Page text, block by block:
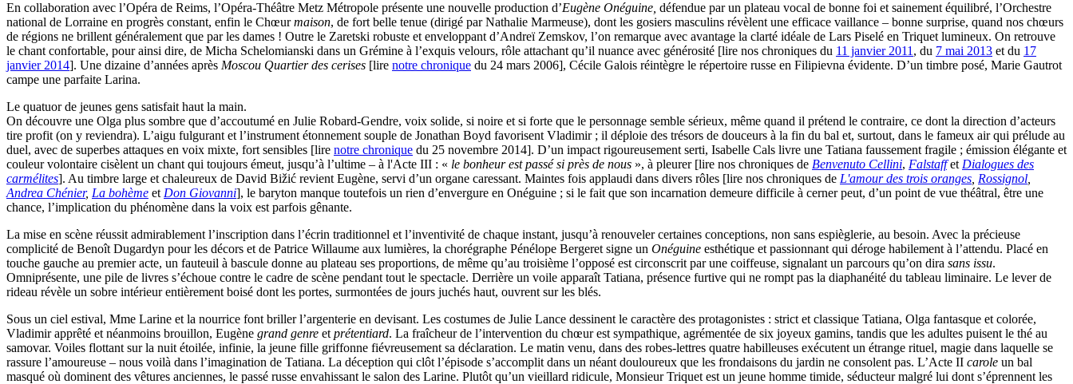
En collaboration avec l’Opéra de Reims, l’Opéra-Théâtre Metz Métropole présente une nouvelle production d’Eugène Onéguine, défendue par un plateau vocal de bonne foi et sainement équilibré, l’Orchestre
national de Lorraine en progrès constant, enfin le Chœurmaison, de fort belle tenue (dirigé par Nathalie Marmeuse), dont les gosiers masculins révèlent une efficace vaillance – bonne surprise, quand nos chœurs
de régions ne brillent généralement que par les dames ! Outre le Zaretski robuste et enveloppant d’Andreï Zemskov, l’on remarque avec avantage la clarté idéale de Lars Piselé en Triquet lumineux. On retrouve
le chant confortable, pour ainsi dire, de Micha Schelomianski dans un Grémine à l’exquis velours, rôle attachant qu’il nuance avec générosité [lire nos chroniques du 11 janvier 2011 , du 7 mai 2013 et du 17
janvier 2014]. Une dizaine d’années après Moscou Quartier des cerises [lire notre chronique du 24 mars 2006], Cécile Galois réintègre le répertoire russe en Filipievna évidente. D’un timbre posé, Marie Gautrot
campe une parfaite Larina.
Le quatuor de jeunes gens satisfait haut la main.
On découvre une Olga plus sombre que d’accoutumé en Julie Robard-Gendre, voix solide, si noire et si forte que le personnage semble sérieux, même quand il prétend le contraire, ce dont la direction d’acteurs
tire profit (on y reviendra). L’aigu fulgurant et l’instrument étonnement souple de Jonathan Boyd favorisent Vladimir ; il déploie des trésors de douceurs à la fin du bal et, surtout, dans le fameux air qui prélude au
duel, avec de superbes attaques en voix mixte, fort sensibles [lire notre chronique du 25 novembre 2014]. D’un impact rigoureusement serti, Isabelle Cals livre une Tatiana faussement fragile ; émission élégante et
couleur volontaire cisèlent un chant qui toujours émeut, jusqu’à l’ultime – à l'Acte III : « le bonheur est passé si près de nous », à pleurer [lire nos chroniques de Benvenuto Cellini, Falstaffet Dialogues des
carmélites]. Au timbre large et chaleureux de David Bižić revient Eugène, servi d’un organe caressant. Maintes fois applaudi dans divers rôles [lire nos chroniques de L'amour des trois oranges Rossignol
Andrea Chénier, La bohème et Don Giovanni], le baryton manque toutefois un rien d’envergure en Onéguine ; si le fait que son incarnation demeure difficile à cerner peut, d’un point de vue théâtral, être une
chance, l’implication du phénomène dans la voix est parfois gênante.
La mise en scène réussit admirablement l’inscription dans l’écrin traditionnel et l’inventivité de chaque instant, jusqu’à renouveler certaines conceptions, non sans espièglerie, au besoin. Avec la précieuse
complicité de Benoît Dugardyn pour les décors et de Patrice Willaume aux lumières, la chorégraphe Pénélope Bergeret signe un Onéguine esthétique et passionnant qui déroge habilement à l’attendu. Placé en
touche gauche au premier acte, un fauteuil à bascule donne au plateau ses proportions, de même qu’au troisième l’opposé est circonscrit par une coiffeuse, signalant un parcours qu’on dira sans issu.
Omniprésente, une pile de livres s’échoue contre le cadre de scène pendant tout le spectacle. Derrière un voile apparaît Tatiana, présence furtive qui ne rompt pas la diaphanéité du tableau liminaire. Le lever de
rideau révèle un sobre intérieur entièrement boisé dont les portes, surmontées de jours juchés haut, ouvrent sur les blés.
Sous un ciel estival, Mme Larine et la nourrice font briller l’argenterie en devisant. Les costumes de Julie Lance dessinent le caractère des protagonistes : strict et classique Tatiana, Olga fantasque et colorée,
Vladimir apprêté et néanmoins brouillon, Eugène grand genre et prétentiard. La fraîcheur de l’intervention du chœur est sympathique, agrémentée de six joyeux gamins, tandis que les adultes puisent le thé au
samovar. Voiles flottant sur la nuit étoilée, infinie, la jeune fille griffonne fiévreusement sa déclaration. Le matin venu, dans des robes-lettres quatre habilleuses exécutent un étrange rituel, magie dans laquelle se
rassure l’amoureuse – nous voilà dans l’imagination de Tatiana. La déception qui clôt l’épisode s’accomplit dans un néant douloureux que les frondaisons du jardin ne consolent pas. L’Acte II carole un bal
masqué où dominent des vêtures anciennes, le passé russe envahissant le salon des Larine. Plutôt qu’un vieillard ridicule, Monsieur Triquet est un jeune homme timide, séducteur malgré lui dont s’éprennent les